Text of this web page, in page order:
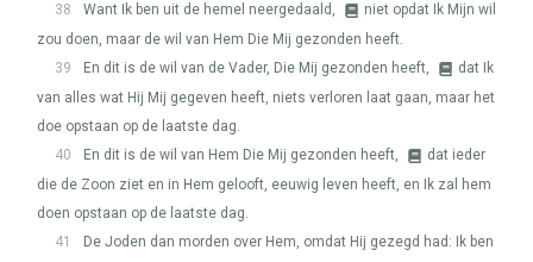
38
Want Ik ben uit de hemel neergedaald,
niet opdat Ik Mijn wil
zou doen, maar de wil van Hem Die Mij gezonden heeft.
39
En dit is de wil van de Vader, Die Mij gezonden heeft,
dat Ik
van alles wat Hij Mij gegeven heeft, niets verloren laat gaan, maar het
doe opstaan op de laatste dag.
40
En dit is de wil van Hem Die Mij gezonden heeft,
dat ieder
die de Zoon ziet en in Hem gelooft, eeuwig leven heeft, en Ik zal hem
doen opstaan op de laatste dag.
41
De Joden dan morden over Hem, omdat Hij gezegd had: Ik ben